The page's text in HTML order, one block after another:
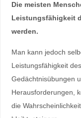
Die meisten
Leistungsfähigkeit
werden.
Man kann jedoch
Leistungsfähigkeit
Gedächtnisübungen
Herausforderungen,
die